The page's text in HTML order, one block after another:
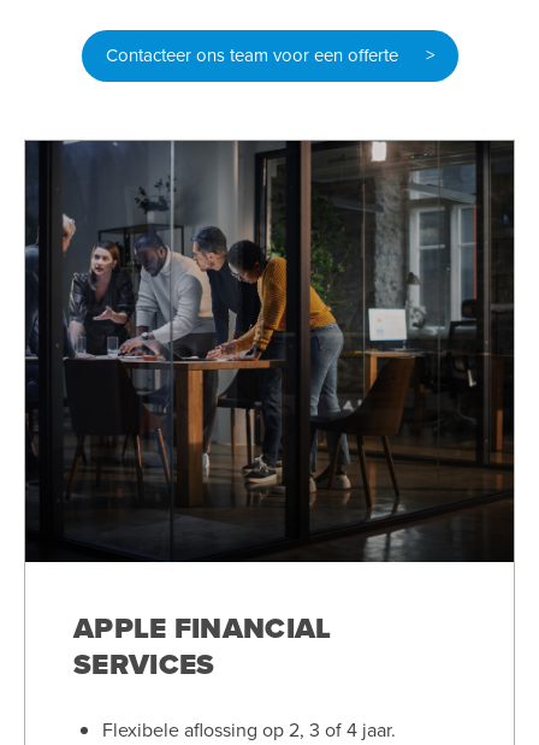
Contacteer ons team voor een offerte >
APPLE FINANCIAL
SERVICES
Flexibele aflossing op 2, 3 of 4 jaar.